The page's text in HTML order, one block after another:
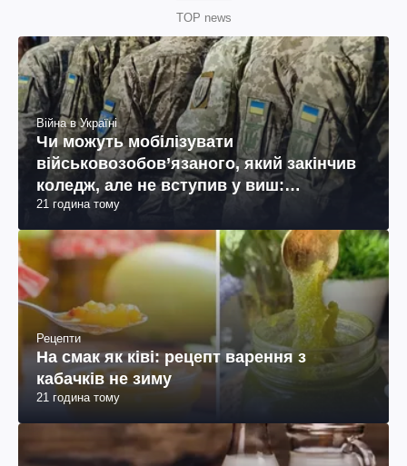
TOP news
Війна в Україні
Чи можуть мобілізувати
військовозобов’язаного, який закінчив
коледж, але не вступив у виш:
пояснення юриста
21 година тому
Рецепти
На смак як ківі: рецепт варення з
кабачків не зиму
21 година тому